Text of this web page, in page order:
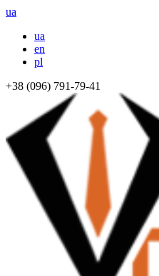
ua
ua
en
pl
+38 (096) 791-79-41